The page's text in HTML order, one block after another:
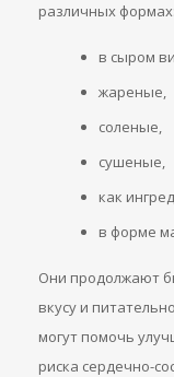
различных формах:
в сыром
жареные,
соленые,
сушеные,
как
в форме
Они продолжают
вкусу и
могут помочь
риска сердечно-